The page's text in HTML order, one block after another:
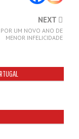
NEXT
UM NOVO ANO DE
MENOR INFELICIDADE